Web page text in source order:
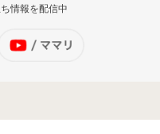
情報を配信中